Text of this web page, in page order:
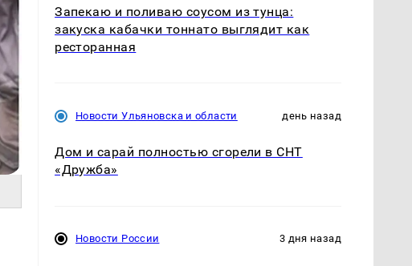
Запекаю и поливаю соусом из тунца:
закуска кабачки тоннато выглядит как
ресторанная
Новости Ульяновска и области день назад
Дом и сарай полностью сгорели в СНТ
«Дружба»
Новости России 3 дня назад